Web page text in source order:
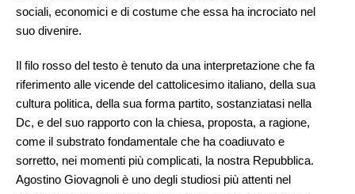
sociali, economici e di costume che essa ha incrociato nel
suo divenire.
Il filo rosso del testo è tenuto da una interpretazione che fa
riferimento alle vicende del cattolicesimo italiano, della sua
cultura politica, della sua forma partito, sostanziatasi nella
Dc, e del suo rapporto con la chiesa, proposta, a ragione,
come il substrato fondamentale che ha coadiuvato e
sorretto, nei momenti più complicati, la nostra Repubblica.
Agostino Giovagnoli è uno degli studiosi più attenti nel